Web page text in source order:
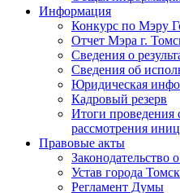
Информация
Конкурс по Мэру
Отчет Мэра г.
Сведения о
Сведения об
Юридическая
Кадровый резерв
Итоги проведения
рассмотрения
Правовые акты
Законодательство
Устав города
Регламент Думы